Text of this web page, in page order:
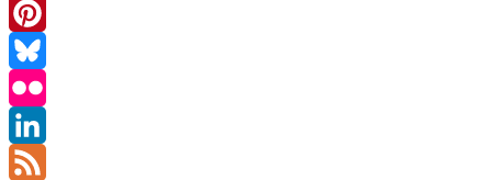
Instagram
Pinterest
Bluesky
Flickr
LinkedIn